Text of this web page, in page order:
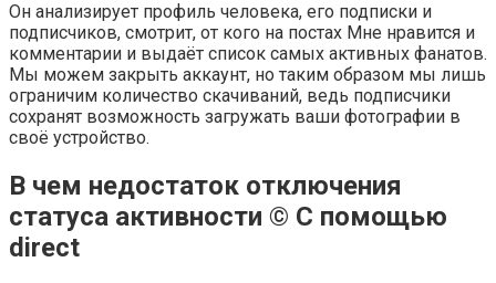
Он анализирует профиль человека, его подписки и
подписчиков, смотрит, от кого на постах Мне нравится и
комментарии и выдаёт список самых активных фанатов.
Мы можем закрыть аккаунт, но таким образом мы лишь
ограничим количество скачиваний, ведь подписчики
сохранят возможность загружать ваши фотографии в
своё устройство.
В чем недостаток отключения
статуса активности © С помощью
direct